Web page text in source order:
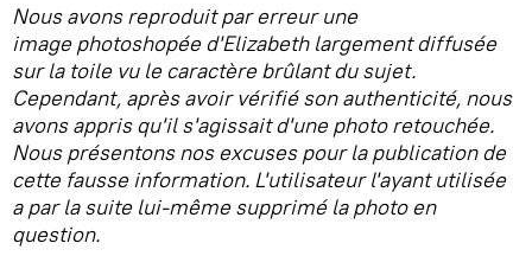
Nous avons reproduit par erreur une
imagephotoshopéed'Elizabeth largement diffusée
sur la toile vu le caractère brûlant du sujet.
Cependant, après avoir vérifié son authenticité, nous
avons appris qu'il s'agissait d'une photo retouchée.
Nous présentons nos excuses pour la publication de
cette fausse information. L'utilisateur l'ayant utilisée
a par la suite lui-même supprimé la photo en
question.